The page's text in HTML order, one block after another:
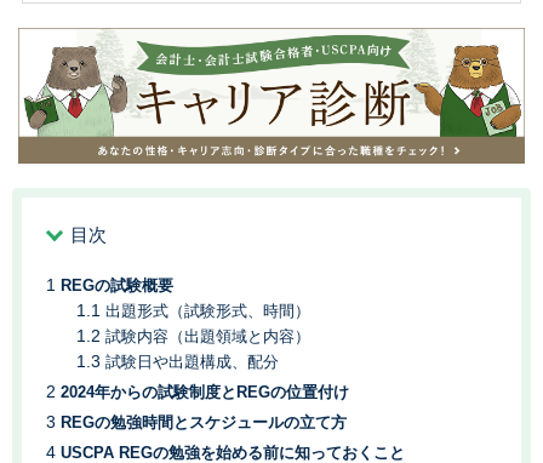
目次
REGの試験概要
出題形式（試験形式、時間）
試験内容（出題領域と内容）
試験日や出題構成、配分
2024年からの試験制度とREGの位置付け
REGの勉強時間とスケジュールの立て方
USCPA REGの勉強を始める前に知っておくこと